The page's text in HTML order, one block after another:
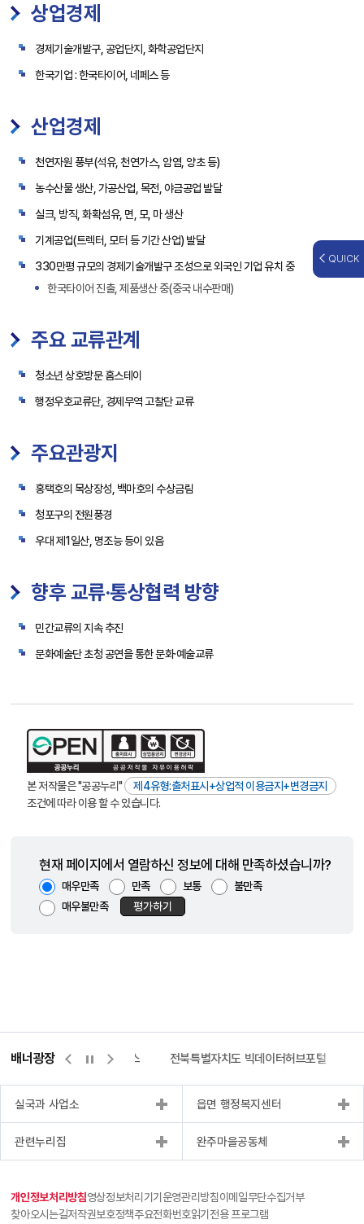
상업경제
경제기술개발구, 공업단지, 화학공업단지
한국기업 : 한국타이어, 네페스 등
산업경제
천연자원 풍부(석유, 천연가스, 암염, 양초 등)
농수산물 생산, 가공산업, 목전, 야금공업 발달
실크, 방직, 화확섬유, 면, 모, 마 생산
기계공업(트렉터, 모터 등 기간 산업) 발달
330만평 규모의 경제기술개발구 조성으로 외국인 기업 유치 중
한국타이어 진출, 제품생산 중(중국 내수판매)
주요 교류관계
청소년 상호방문 홈스테이
행정우호교류단, 경제무역 고찰단 교류
주요관광지
홍택호의 목상장성, 백마호의 수상금림
청포구의 전원풍경
우대 제1일산, 명조능 등이 있음
향후 교류·통상협력 방향
민간교류의 지속 추진
문화예술단 초청 공연을 통한 문화·예술교류
본 저작물은 "공공누리"
제4유형:출처표시+상업적 이용금지+변경금지
조건에 따라 이용 할 수 있습니다.
현재 페이지에서 열람하신 정보에 대해 만족하셨습니까?
매우만족 만족 보통
불만족
매우불만족
평가하기
QUICK
배너광장
량바로처리센터 위택스 전북특별자치도 빅데이터허브포털
실국과 사업소 읍면 행정복지센터
관련누리집 완주마을공동체
개인정보처리방침영상정보처리기기운영관리방침이메일무단수집거부
찾아오시는길저작권보호정책주요전화번호읽기전용 프로그램